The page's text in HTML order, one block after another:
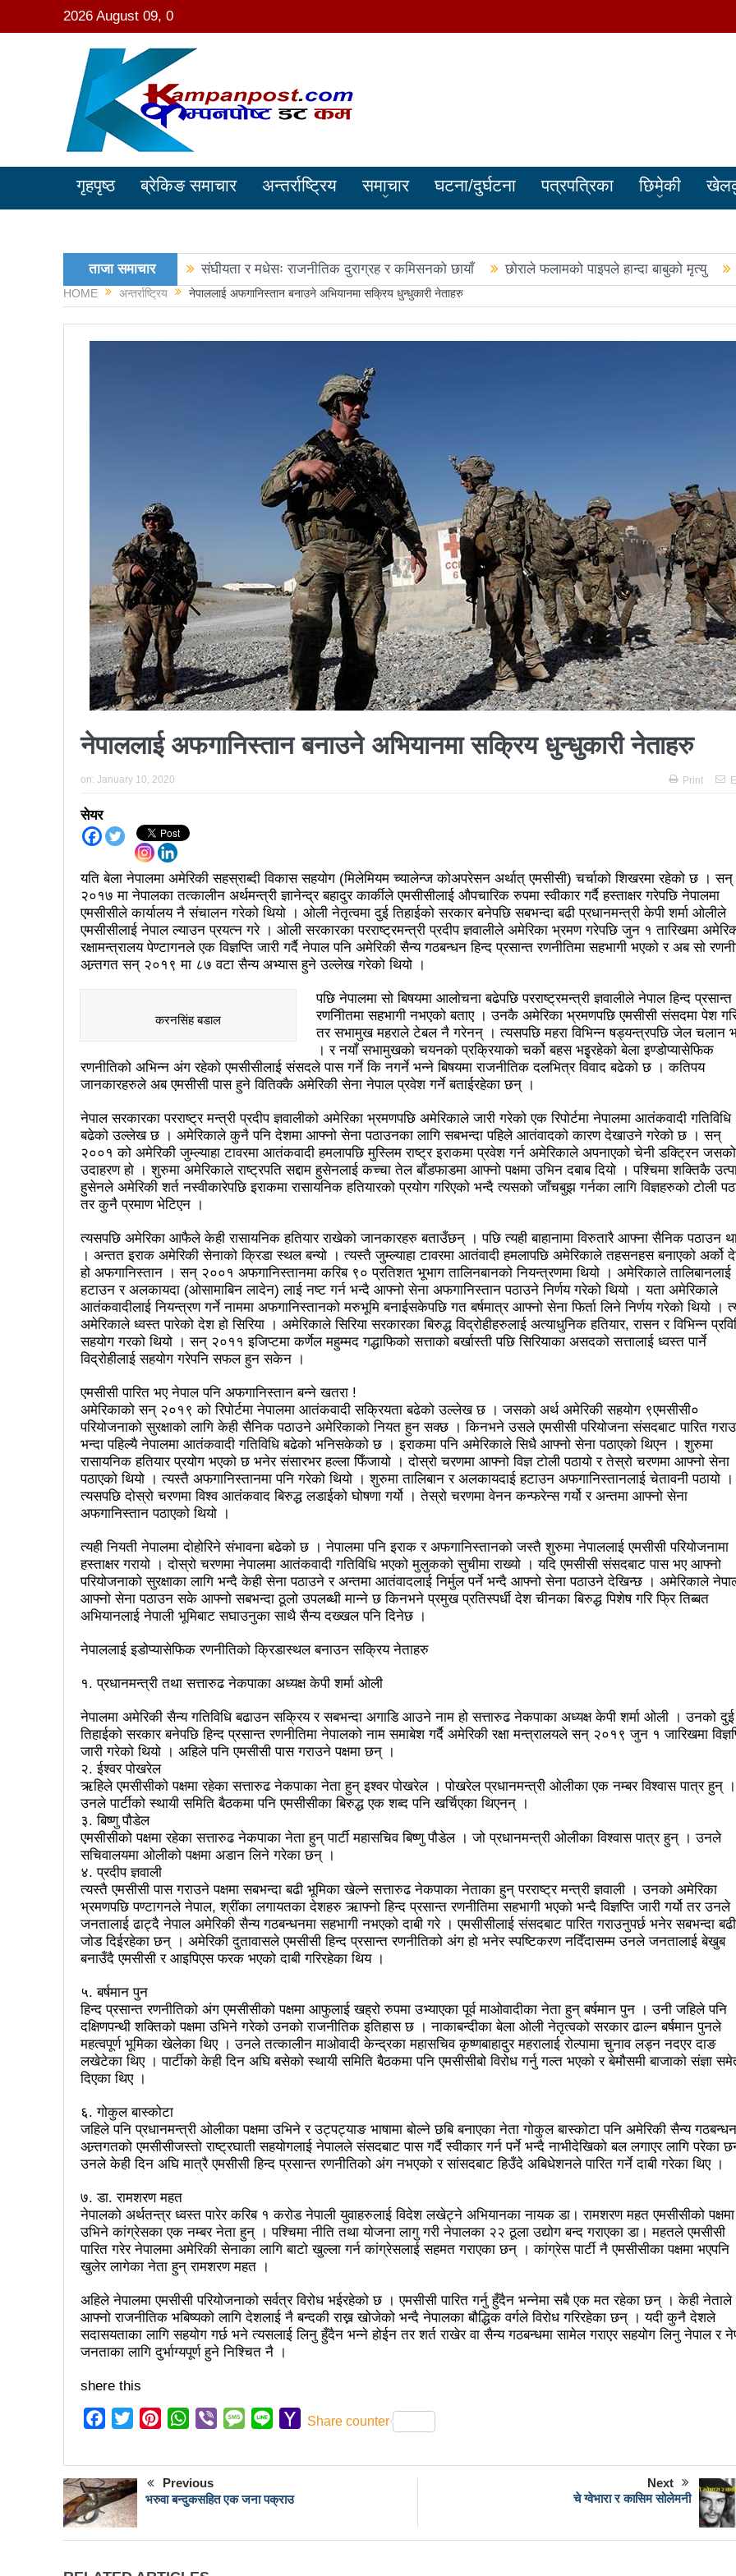
2026 August 09, 0
गृहपृष्ठ ब्रेकिङ समाचार अन्तर्राष्ट्रिय समाचार घटना/दुर्घटना पत्रपत्रिका छिमेकी
ताजा समाचार संघीयता र मधेसः राजनीतिक दुराग्रह र कमिसनको छायाँ छोराले फलामको पाइपले हान्दा बाबुको मृत्यु
काङ्ग्रेस नेता मिश्रको आरोप : बालेन सरकारले सिमा क्षेत्रका जनतालाई अनावश्यक दु:ख दियो
प्रतिनिधिसभा सदस्य निर्वाचनः ६० प्रतिशत मत खस्यो, काठमाडौँसहित केही स्थानमा रातीदेखि नै गणना सुरु हुने
निर्वाचनले सङ्घीय लोकतान्त्रिक गणतन्त्रात्मक प्रणालीलाई अझ सुदृढ बनाएको छः प्रचण्ड
आज प्रतिनिधिसभा सदस्य निर्वाचनः देशैभर मतदान जारी
पुरस्कार वितरणबिनै काउन्सिलले सम्पन्न गर्‍यो वार्षिकोत्सव
हितेन्द्रदेव शाक्यलाई पद छाड्नुपर्ने नैतिक
खतिवडाको नयाँ गीत जमाना आजकाल
सहनशीलताको ब्रेक
राममाया च्यामिनीसँग दशरथ चन्दको
चलचित्र विकास बोर्डका नवनियुक्त सदस्य गणेश सुवेदीलाई आइएनएनएफद्वारा सम्मान
एनआरएनए
महानगर यातायातले थप्यो १२ वटा विद्युतीय बस
गणेश पण्डितको कवितासङ्ग्रह कालापानी लोकार्पण
फोहोरमैला व्यवस्थापन संघ नेपालको अध्यक्षमा नुवाकोटका घिमिरे निर्वाचित
कविता – सुख भोग
समाचार हटाउने अदालतको आदेश र पत्रकार पक्राउ पुर्जीबारे काउन्सिल सुक्ष्म अध्ययनमा
लोकतान्त्रिक सहिद सन्तति वृत्ति कोष स्थापनाः सहिदका बालबालिकाको शिक्षामा खर्च हुने
महिनावारी
नवलपरासी काठमाडौँ सम्पर्क समन्वय समितिको अध्यक्षमा विश्वकर्मा
राजावादीको आन्दोलनः आगलागीमा
कर्फ्यु लागे पनि तीनकुने क्षेत्र अझै अशान्तः सडकमा सेना परिचालन
राजावादीको प्रदर्शन थप उग्रः
सहिद स्मृति दिवसमा माओवादी बेलकोटगढी
त्रिदेशीय विद्युत ब्यापार सम्झौता नेपालका लागि कोशेढुंगाः प्रचण्ड
कविता- म हैन भने
आवश्यकता
३ महिनामा प्रेस स्वतन्त्रता हननका १३ घटना
काउन्सिलद्वारा ४ वटा सञ्चार माध्यमको कालोसूची
इन्द्रेश्वर युवा समाजद्वारा बेलकोटगढीका ५ विद्यालयमा छात्रवृत्ति वितरण
भरतपुरको मुख्य सडकमा भएको
सकियो चितवन महोत्सव : ५ लाख सहभागि, ३० करोडको कारोबार
बाघले झम्टिँदा मोटरसाइकलमा सवार
टोखामा कर्जा सदुपयोगिता सम्बन्धी अन्तरक्रिया
एकाबिहानै चीनमा भुकम्पः नेपालमा कडा धक्का महसुस
भोलि चितवनमा माओवादीको विशाल सभा: प्रचण्डले सम्बोधन गर्ने
उपनिर्वाचन २०८१: एमालेभन्दा माओवादी
ककनी २ मा खस्यो ६८ प्रतिशतभन्दा बढी मत: गणना आजै हुने
उपचुनाव सकियो: ६२ प्रतिशतभन्दा
पालिका उपचुनाव: ४१ पदका लागि मतदान शुरु
भरतपुुरमा सार्वजनिक सुनुवाई, गुनासो नआउने गरी काम
उपनिर्वाचन सुशासनका पक्षमा र भ्रष्टाचारका विरुद्ध मत जाहेर गर्ने महत्वपूर्ण अवसर: प्रचण्ड
सुरु भयो चौथो सुनवल महोत्सव: उद्योगमैत्री वातावरण बनाउन लागि पर्ने मन्त्री कलवारको भनाइ
चितवनको माडीमा सम्पन्न मैयादेवि महिला क्रिकेट सिरिजको उपाधि नवलपरासीलाई
प्रमुख प्रशासकीय अधिकृतको सरुवा रोक्न पालिका अध्यक्षसहित कर्मचारीको आन्दोलन
नेत्रहीन टी–२०
मानव तस्करीको अभियोगमा पक्राउ परेका कोशी प्रदेशका पूर्वमन्त्री अधिकारीविरुद्ध मुद्दा नचल्ने
आगामी
२८५ कैदीबन्दीलाई जेलबाहिर बस्ने सुविधा
अब धरहरा चढ्न पैसा, पार्किङ शुल्क पनि लाग्ने
सडक
भरतपुर महानगरपालिकाद्धारा तीन पाङ्ग्रे अटोको रुट परमिट दिन सुरु
नेकपा बहुमतको नवौं महाधिवेशन
राजश्व संकलनमा करिब १७ प्रतशितले वृद्धि
कीर्तिपुरलाई नेपालकै नमूना नगर बनाउने मेरो योजना छ-प्रा.डा.शिवशरण महर्जन, मेयरका उम्मेदवार, कीर्तिपुर
उपनिर्वाचन: ३१ जनाको उम्मेदवारी फिर्ता, रुकुमपूर्वमा काँग्रेस एमाले गठबन्धनका उम्मेदवारको समर्थन
संस्थागत क्षमता मुल्याङ्ककनमा ककनी गाउँपालिका जिल्लामै उत्कृष्ट
संविधानसभाबाट संविधान बनाउने
बोगटीको स्मृतिमा रक्तदान कार्यक्रम
पब्लिक स्पिच नेपालको विजेता बने दैलेखका दिल बहादुर
संविधानको रक्षा र कार्यान्वयनमा जनताको खबरदारी आवश्यकः प्रचण्ड
वृत्तचित्र फिल्म ‘गर्ल्स रिराइटिङ डेस्टिनी’ को विशेष प्रदर्शनी
दुईपिपलमा बुधबार रोपाइ जात्राः
भरतपुर महानगर युवा संजालको फुटसल : पुरुषतर्फ वडा नं. ५ र महिलातर्फ २३ विजयी
Public governance training class for sister cities in Indian Ocean Rim countries was
रसुवा उडेको हेलिकप्टर दुर्घटनाः ५ जनाको मृत्यु
नेपालको आर्थिक सामाजिक विकास नै चीनको उत्कट चाहना होः राजदूत छन सोङ
साहित्यकार नेपालको
China’s commitment to modernization and deeper reform
अब सरकारमा जाने होइन,
सौर्य एयरको जहाज दुर्घटनाः २ जनाको शब फेला
बागमती सरकारमा माओवादीका शालिकरामका १८
नेपाल-चीन व्यापारले रसुवाको राजश्व संकलन चार गुणाले बढी
कृषि क्रान्तिको ‘किम्ताङ मोडल’
काउन्सिल नै नबोले कसले बोल्ने: अध्यक्ष बस्नेत
विदेशमा रहेका नेपालीहरूको हितरक्षाका लागि विदेशस्थित नेपाली नियोगहरूको क्षमता अभिवृद्धि गर्नुपर्छ:
के छ रास्वपाका महामन्त्री डा ढकालको बैठकमा पेस गर्न नदिइएको प्रतिवेदनमा (पूर्णपाठ)
निगमको
बेलकोटगढीको चौथो नगरअधिवेसनः नीति तथा कार्यक्रम सर्वसम्मत पारित
अछाम छाउपडी घटनाबारे
उद्योगको प्रवर्द्धन र विस्तारका लागि प्रदेश सरकारले कानुनी जटिलतालाई हटाउने: मन्त्री बस्नेत
आगामी आर्थिक वर्षभित्रै भरतपुर विमानस्थलको विस्तार भइसक्छः मन्त्री तामाङ
कसरी पाइनेछ बेलकोटगढीबासीले निःशुल्क रगत
हवाई टिकटको भ्याट हटाउन काम भइरहेको छः मन्त्री
अपाङ्गता भएका व्यक्तिहरूको यौनिकता र प्रजनन स्वास्थ्यबारे सचेतना व्यापक गराउन सरोकारवालाको जोड
काउन्सिलद्वारा परराष्ट्र मामिला विटमा रिपोर्टिङ गरिरहेका सञ्चारकर्मीसँग छलफल
सामाजिक सञ्जाल
नेपाल अभौतिक सांस्कृतिक सम्पदाको दृष्टिले धनी छः मन्त्री तामाङ
पत्रकारिता झारा टार्ने हुनुहुँदैन,
बजेट फेसबुकमा हुँदैन, रातो किताबमा आउँछः मन्त्री तामाङ
झापामा माओवादीले १ लाख लिचि र कागतीका विरुवा रोप्ने
प्राध्यानाध्यापक संघ नेपाल नवलपरासी
पत्रकारितामा काउन्सिलको अनुदानले थपेको इट्टा
पर्यटन क्षेत्रका समस्या समाधान गर्नेछुः मन्त्री तामाङ
आज भाषा दिवसः बाग्मतीमा नेवारी र तामाङ सरकारी कामकाजी भाषा लागु
सूचना प्रविधिका क्षेत्रमा लगानी बढाउन आवश्यक नीति, कानुन बनाउने काम भइरहेको छः मन्त्री शर्मा
बजेटमा राख्नुपर्ने आमसञ्चारका विषयबारे मन्त्रालयद्वारा सुझाव संकलन
नेपाललाई सूचना प्रविधिको
HOME अन्तर्राष्ट्रिय नेपाललाई अफगानिस्तान बनाउने अभियानमा सक्रिय धुन्धुकारी नेताहरु
नेपाललाई अफगानिस्तान बनाउने अभियानमा सक्रिय धुन्धुकारी नेताहरु
on: January 10, 2020 Print
सेयर
यति बेला नेपालमा अमेरिकी सहस्राब्दी विकास सहयोग (मिलेमियम च्यालेन्ज कोअपरेसन अर्थात् एमसीसी) चर्चाको शिखरमा रहेको छ । सन्
२०१७ मा नेपालका तत्कालीन अर्थमन्त्री ज्ञानेन्द्र बहादुर कार्कीले एमसीसीलाई औपचारिक रुपमा स्वीकार गर्दै हस्ताक्षर गरेपछि नेपालमा
एमसीसीले कार्यालय नै संचालन गरेको थियो । ओली नेतृत्वमा दुई तिहाईको सरकार बनेपछि सबभन्दा बढी प्रधानमन्त्री केपी शर्मा ओलीले
एमसीसीलाई नेपाल ल्याउन प्रयत्न गरे । ओली सरकारका परराष्ट्रमन्त्री प्रदीप ज्ञवालीले अमेरिका भ्रमण गरेपछि जुन १ तारिखमा
रक्षामन्त्रालय पेण्टागनले एक विज्ञप्ति जारी गर्दै नेपाल पनि अमेरिकी सैन्य गठबन्धन हिन्द प्रसान्त रणनीतिमा सहभागी भएको र अब सो
अन्र्तगत सन् २०१९ मा ८७ वटा सैन्य अभ्यास हुने उल्लेख गरेको थियो ।
करनसिंह बडाल
पछि नेपालमा सो बिषयमा आलोचना बढेपछि परराष्ट्रमन्त्री ज्ञवालीले नेपाल हिन्द प्रसान्त
रणनीितमा सहभागी नभएको बताए । उनकै अमेरिका भ्रमणपछि एमसीसी संसदमा पेश
तर सभामुख महराले टेबल नै गरेनन् । त्यसपछि महरा विभिन्न षड्यन्त्रपछि जेल चलान
। र नयाँ सभामुखको चयनको प्रक्रियाको चर्को बहस भइृरहेको बेला इण्डोप्यासेफिक
रणनीतिको अभिन्न अंग रहेको एमसीसीलाई संसदले पास गर्ने कि नगर्ने भन्ने बिषयमा राजनीतिक दलभित्र विवाद बढेको छ । कतिपय
जानकारहरुले अब एमसीसी पास हुने वितिक्कै अमेरिकी सेना नेपाल प्रवेश गर्ने बताईरहेका छन् ।
नेपाल सरकारका परराष्ट्र मन्त्री प्रदीप ज्ञवालीको अमेरिका भ्रमणपछि अमेरिकाले जारी गरेको एक रिपोर्टमा नेपालमा आतंकवादी गतिविधि
बढेको उल्लेख छ । अमेरिकाले कुनै पनि देशमा आफ्नो सेना पठाउनका लागि सबभन्दा पहिले आतंवादको कारण देखाउने गरेको छ । सन्
२००१ को अमेरिकी जुम्ल्याहा टावरमा आतंकवादी हमलापछि मुस्लिम राष्ट्र इराकमा प्रवेश गर्न अमेरिकाले अपनाएको चेनी डक्ट्रिन जसको
उदाहरण हो । शुरुमा अमेरिकाले राष्ट्रपति सद्दाम हुसेनलाई कच्चा तेल बाँडफाडमा आफ्नो पक्षमा उभिन दबाब दियो । पश्चिमा शक्तिकै
हुसेनले अमेरिकी शर्त नस्वीकारेपछि इराकमा रासायनिक हतियारको प्रयोग गरिएको भन्दै त्यसको जाँचबुझ गर्नका लागि विज्ञहरुको टोली
तर कुनै प्रमाण भेटिएन ।
त्यसपछि अमेरिका आफैले केही रासायनिक हतियार राखेको जानकारहरु बताउँछन् । पछि त्यही बाहानामा विरुतारै आफ्ना सैनिक पठाउन
। अन्तत इराक अमेरिकी सेनाको क्रिडा स्थल बन्यो । त्यस्तै जुम्ल्याहा टावरमा आतंवादी हमलापछि अमेरिकाले तहसनहस बनाएको अर्को
हो अफगानिस्तान । सन् २००१ अफगानिस्तानमा करिब ९० प्रतिशत भूभाग तालिनबानको नियन्त्रणमा थियो । अमेरिकाले तालिबानलाई
हटाउन र अलकायदा (ओसामाबिन लादेन) लाई नष्ट गर्न भन्दै आफ्नो सेना अफगानिस्तान पठाउने निर्णय गरेको थियो । यता अमेरिकाले
आतंकवादीलाई नियन्त्रण गर्ने नाममा अफगानिस्तानको मरुभूमि बनाईसकेपछि गत बर्षमात्र आफ्नो सेना फिर्ता लिने निर्णय गरेको थियो ।
अमेरिकाले ध्वस्त पारेको देश हो सिरिया । अमेरिकाले सिरिया सरकारका बिरुद्ध विद्रोहीहरुलाई अत्याधुनिक हतियार, रासन र विभिन्न
सहयोग गरको थियो । सन् २०११ इजिप्टमा कर्णेल महुम्मद गद्धाफिको सत्ताको बर्खास्ती पछि सिरियाका असदको सत्तालाई ध्वस्त पार्ने
विद्रोहीलाई सहयोग गरेपनि सफल हुन सकेन ।
एमसीसी पारित भए नेपाल पनि अफगानिस्तान बन्ने खतरा !
अमेरिकाको सन् २०१९ को रिपोर्टमा नेपालमा आतंकवादी सक्रियता बढेको उल्लेख छ । जसको अर्थ अमेरिकी सहयोग ९एमसीसी०
परियोजनाको सुरक्षाको लागि केही सैनिक पठाउने अमेरिकाको नियत हुन सक्छ । किनभने उसले एमसीसी परियोजना संसदबाट पारित
भन्दा पहिल्यै नेपालमा आतंकवादी गतिविधि बढेको भनिसकेको छ । इराकमा पनि अमेरिकाले सिधै आफ्नो सेना पठाएको थिएन । शुरुमा
रासायनिक हतियार प्रयोग भएको छ भनेर संसारभर हल्ला फिँजायो । दोस्रो चरणमा आफ्नो विज्ञ टोली पठायो र तेस्रो चरणमा आफ्नो सेना
पठाएको थियो । त्यस्तै अफगानिस्तानमा पनि गरेको थियो । शुरुमा तालिबान र अलकायदाई हटाउन अफगानिस्तानलाई चेतावनी पठायो ।
त्यसपछि दोस्रो चरणमा विश्व आतंकवाद बिरुद्ध लडाईको घोषणा गर्यो । तेस्रो चरणमा वेनन कन्फरेन्स गर्यो र अन्तमा आफ्नो सेना
अफगानिस्तान पठाएको थियो ।
त्यही नियती नेपालमा दोहोरिने संभावना बढेको छ । नेपालमा पनि इराक र अफगानिस्तानको जस्तै शुरुमा नेपाललाई एमसीसी परियोजनामा
हस्ताक्षर गरायो । दोस्रो चरणमा नेपालमा आतंकवादी गतिविधि भएको मुलुकको सुचीमा राख्यो । यदि एमसीसी संसदबाट पास भए आफ्नो
परियोजनाको सुरक्षाका लागि भन्दै केही सेना पठाउने र अन्तमा आतंवादलाई निर्मुल पर्ने भन्दै आफ्नो सेना पठाउने देखिन्छ । अमेरिकाले
आफ्नो सेना पठाउन सके आफ्नो सबभन्दा ठूलो उपलब्धी मान्ने छ किनभने प्रमुख प्रतिस्पर्धी देश चीनका बिरुद्ध पिशेष गरि फ्रि तिब्बत
अभियानलाई नेपाली भूमिबाट सघाउनुका साथै सैन्य दख्खल पनि दिनेछ ।
नेपाललाई इडोप्यासेफिक रणनीतिको क्रिडास्थल बनाउन सक्रिय नेताहरु
१. प्रधानमन्त्री तथा सत्तारुढ नेकपाका अध्यक्ष केपी शर्मा ओली
नेपालमा अमेरिकी सैन्य गतिविधि बढाउन सक्रिय र सबभन्दा अगाडि आउने नाम हो सत्तारुढ नेकपाका अध्यक्ष केपी शर्मा ओली । उनको दुई
तिहाईको सरकार बनेपछि हिन्द प्रसान्त रणनीतिमा नेपालको नाम समाबेश गर्दै अमेरिकी रक्षा मन्त्रालयले सन् २०१९ जुन १ जारिखमा
जारी गरेको थियो । अहिले पनि एमसीसी पास गराउने पक्षमा छन् ।
२. ईश्वर पोखरेल
ऋहिले एमसीसीको पक्षमा रहेका सत्तारुढ नेकपाका नेता हुन् इश्वर पोखरेल । पोखरेल प्रधानमन्त्री ओलीका एक नम्बर विश्वास पात्र हुन् ।
उनले पार्टीको स्थायी समिति बैठकमा पनि एमसीसीका बिरुद्ध एक शब्द पनि खर्चिएका थिएनन् ।
३. बिष्णु पौडेल
एमसीसीको पक्षमा रहेका सत्तारुढ नेकपाका नेता हुन् पार्टी महासचिव बिष्णु पौडेल । जो प्रधानमन्त्री ओलीका विश्वास पात्र हुन् । उनले
सचिवालयमा ओलीको पक्षमा अडान लिने गरेका छन् ।
४. प्रदीप ज्ञवाली
त्यस्तै एमसीसी पास गराउने पक्षमा सबभन्दा बढी भूमिका खेल्ने सत्तारुढ नेकपाका नेताका हुन् परराष्ट्र मन्त्री ज्ञवाली । उनको अमेरिका
भ्रमणपछि पण्टागनले नेपाल, श्रींका लगायतका देशहरु ऋाफ्नो हिन्द प्रसान्त रणनीतिमा सहभागी भएको भन्दै विज्ञप्ति जारी गर्यो तर उनले
जनतालाई ढाट्दै नेपाल अमेरिकी सैन्य गठबन्धनमा सहभागी नभएको दाबी गरे । एमसीसीलाई संसदबाट पारित गराउनुपर्छ भनेर सबभन्दा बढी
जोड दिईरहेका छन् । अमेरिकी दुतावासले एमसीसी हिन्द प्रसान्त रणनीतिको अंग हो भनेर स्पष्टिकरण नदिँदासम्म उनले जनतालाई बेखुब
बनाउँदै एमसीसी र आइपिएस फरक भएको दाबी गरिरहेका थिय ।
५. बर्षमान पुन
हिन्द प्रसान्त रणनीतिको अंग एमसीसीको पक्षमा आफुलाई खह्रो रुपमा उभ्याएका पूर्व माओवादीका नेता हुन् बर्षमान पुन । उनी जहिले पनि
दक्षिणपन्थी शक्तिको पक्षमा उभिने गरेको उनको राजनीतिक इतिहास छ । नाकाबन्दीका बेला ओली नेतृत्वको सरकार ढाल्न बर्षमान पुनले
महत्वपूर्ण भूमिका खेलेका थिए । उनले तत्कालीन माओवादी केन्द्रका महासचिव कृष्णबाहादुर महरालाई रोल्पामा चुनाव लड्न नदएर दाङ
लखेटेका थिए । पार्टीको केही दिन अघि बसेको स्थायी समिति बैठकमा पनि एमसीसीबो विरोध गर्नु गल्त भएको र बेमौसमी बाजाको संज्ञा
दिएका थिए ।
६. गोकुल बास्कोटा
जहिले पनि प्रधानमन्त्री ओलीका पक्षमा उभिने र उट्पट्याङ भाषामा बोल्ने छबि बनाएका नेता गोकुल बास्कोटा पनि अमेरिकी सैन्य गठबन्धन
अन्र्तगतको एमसीसीजस्तो राष्ट्रघाती सहयोगलाई नेपालले संसदबाट पास गर्दै स्वीकार गर्न पर्ने भन्दै नाभीदेखिको बल लगाएर लागि परेका
उनले केही दिन अघि मात्रै एमसीसी हिन्द प्रसान्त रणनीतिको अंग नभएको र सांसदबाट हिउँदे अबिधेशनले पारित गर्ने दाबी गरेका थिए ।
७. डा. रामशरण महत
नेपालको अर्थतन्त्र ध्वस्त पारेर करिब १ करोड नेपाली युवाहरुलाई विदेश लखेट्ने अभियानका नायक डा। रामशरण महत एमसीसीको पक्षमा
उभिने कांग्रेसका एक नम्बर नेता हुन् । पश्चिमा नीति तथा योजना लागु गरी नेपालका २२ ठूला उद्योग बन्द गराएका डा। महतले एमसीसी
पारित गरेर नेपालमा अमेरिकी सेनाका लागि बाटो खुल्ला गर्न कांग्रेसलाई सहमत गराएका छन् । कांग्रेस पार्टी नै एमसीसीका पक्षमा भएपनि
खुलेर लागेका नेता हुन् रामशरण महत ।
अहिले नेपालमा एमसीसी परियोजनाको सर्वत्र विरोध भईरहेको छ । एमसीसी पारित गर्नु हुँदैन भन्नेमा सबै एक मत रहेका छन् । केही नेताले
आफ्नो राजनीतिक भबिष्यको लागि देशलाई नै बन्दकी राख्न खोजेको भन्दै नेपालका बौद्धिक वर्गले विरोध गरिरहेका छन् । यदी कुनै देशले
सदासयताका लागि सहयोग गर्छ भने त्यसलाई लिनु हुँदैन भन्ने होईन तर शर्त राखेर वा सैन्य गठबन्धमा सामेल गराएर सहयोग लिनु नेपाल र
जनताका लागि दुर्भाग्यपूर्ण हुने निश्चित नै ।
shere this
Facebook
TwitterPinterestWhatsApp
Viber Message
Line
Yahoo
Share counter
Previous
भरुवा बन्दुकसहित एक जना पक्राउ
Next
चे ग्वेभारा र कासिम सोलेमनी